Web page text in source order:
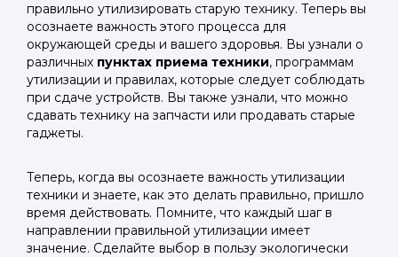
правильно утилизировать старую технику. Теперь вы
осознаете важность этого процесса для
окружающей среды и вашего здоровья. Вы узнали о
различных пунктах приема техники, программам
утилизации и правилах, которые следует соблюдать
при сдаче устройств. Вы также узнали, что можно
сдавать технику на запчасти или продавать старые
гаджеты.
Теперь, когда вы осознаете важность утилизации
техники и знаете, как это делать правильно, пришло
время действовать. Помните, что каждый шаг в
направлении правильной утилизации имеет
значение. Сделайте выбор в пользу экологически